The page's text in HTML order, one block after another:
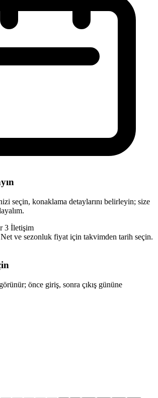
seçin, konaklama detaylarını belirleyin; size
3 İletişim
Net ve sezonluk fiyat için takvimden tarih seçin.
önce giriş, sonra çıkış gününe